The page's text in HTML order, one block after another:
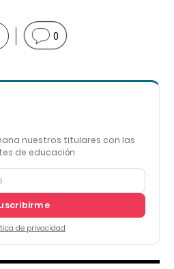
0
nuestros titulares con las
de educación
de privacidad